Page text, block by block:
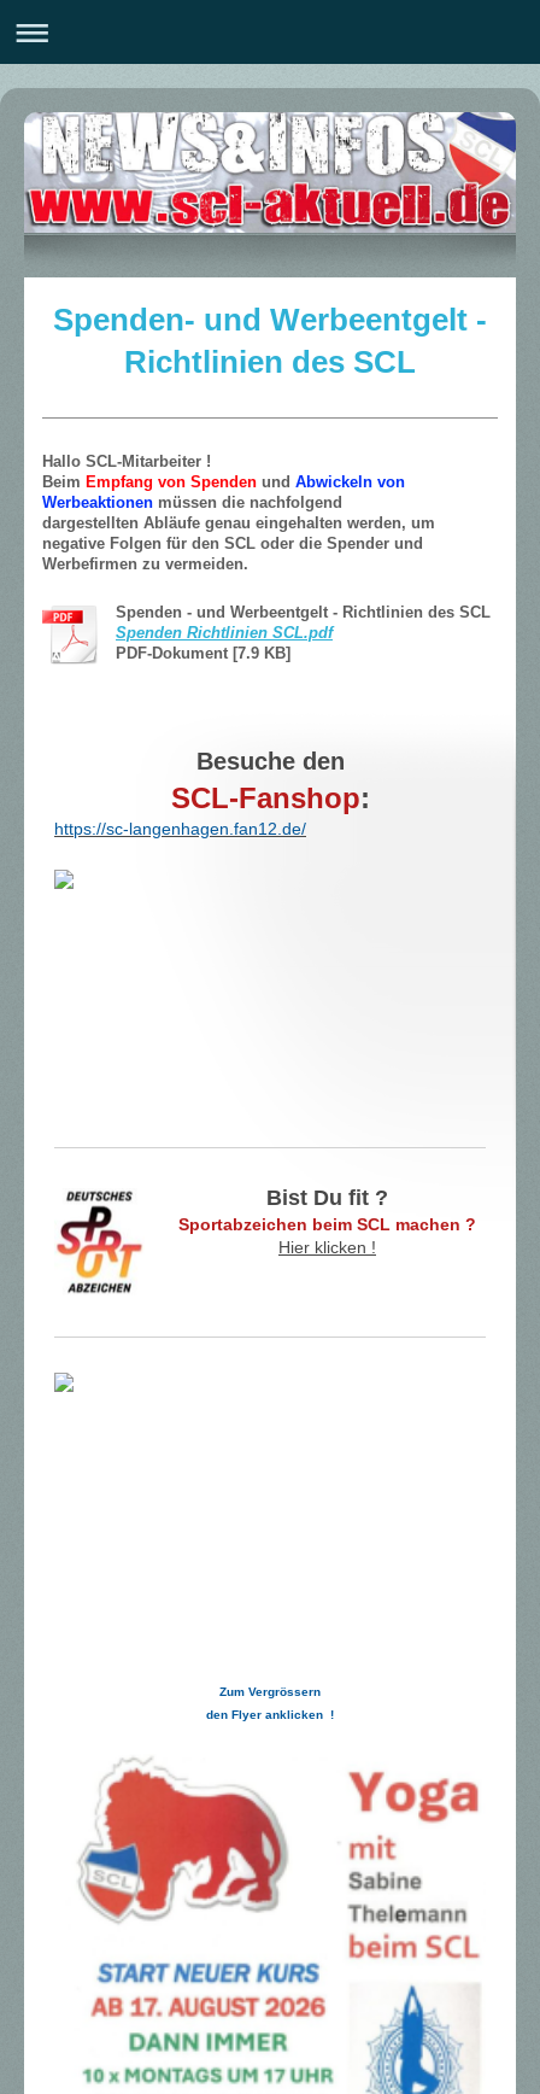
Spenden- und Werbeentgelt -
Richtlinien des SCL
Hallo SCL-Mitarbeiter !
Beim Empfang von Spenden und Abwickeln von
Werbeaktionen müssen die nachfolgend
dargestellten Abläufe genau eingehalten werden, um
negative Folgen für den SCL oder die Spender und
Werbefirmen zu vermeiden.
Spenden - und Werbeentgelt - Richtlinien des SCL
Spenden Richtlinien SCL.pdf
PDF-Dokument [7.9 KB]
Besuche den
SCL-Fanshop:
https://sc-langenhagen.fan12.de/
Bist Du fit ?
Sportabzeichen beim SCL machen ?
Hier klicken !
Zum Vergrössern
den Flyer anklicken !